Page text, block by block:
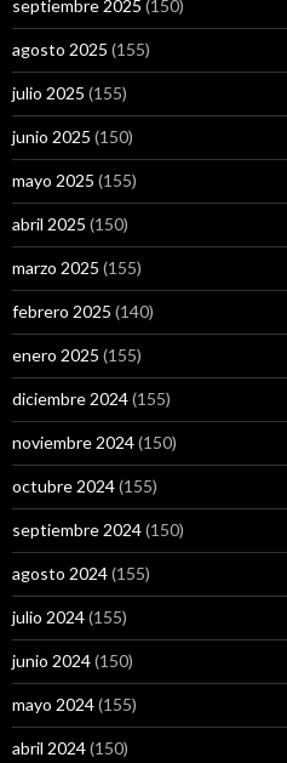
septiembre 2025 (150)
agosto 2025 (155)
julio 2025 (155)
junio 2025 (150)
mayo 2025 (155)
abril 2025 (150)
marzo 2025 (155)
febrero 2025 (140)
enero 2025 (155)
diciembre 2024(155)
noviembre 2024(150)
octubre 2024(155)
septiembre 2024(150)
agosto 2024(155)
julio 2024(155)
junio 2024(150)
mayo 2024(155)
abril 2024(150)